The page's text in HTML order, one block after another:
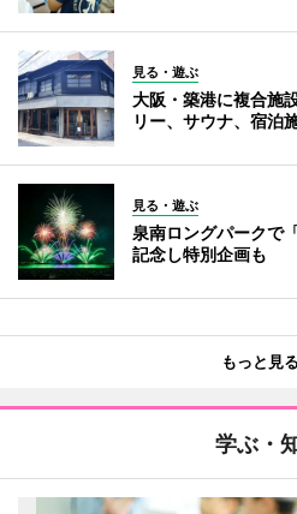
見る・遊ぶ
大阪・築港に複合施
リー、サウナ、宿泊
見る・遊ぶ
泉南ロングパーク
記念し特別企画も
もっと見る
学ぶ・